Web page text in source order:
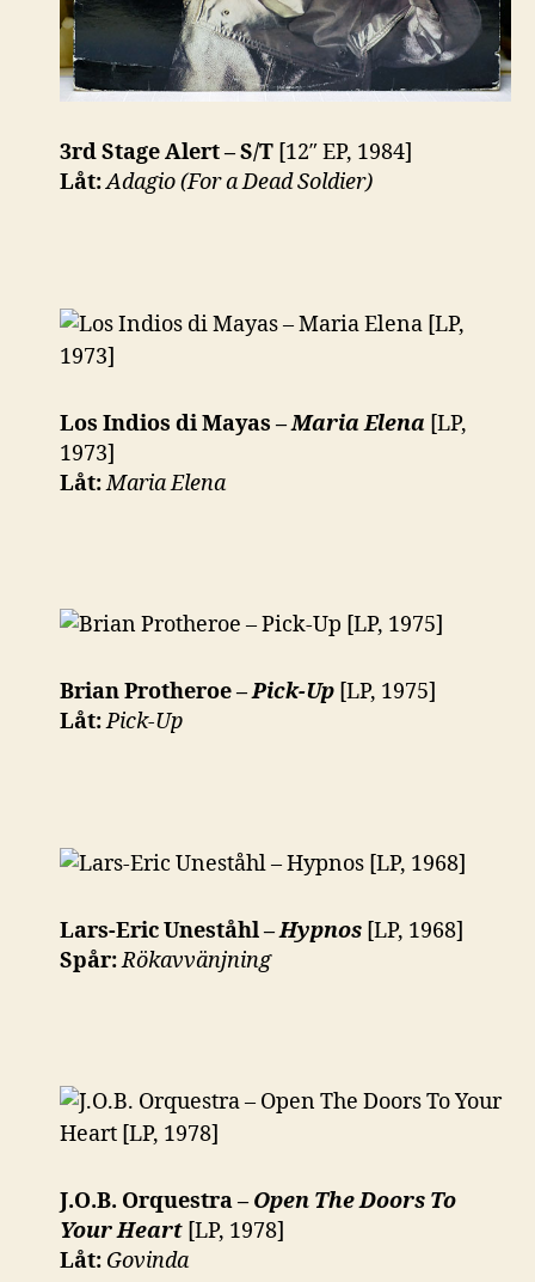
3rd Stage Alert – S/T [12″ EP, 1984]
Låt:Adagio (For a Dead Soldier)
Los Indios di Mayas –Maria Elena [LP,
1973]
Låt:Maria Elena
Brian Protheroe –Pick-Up [LP, 1975]
Låt:Pick-Up
Lars-Eric Uneståhl –Hypnos [LP, 1968]
Spår:Rökavvänjning
J.O.B. Orquestra – Open The Doors To
Your Heart [LP, 1978]
Låt: Govinda